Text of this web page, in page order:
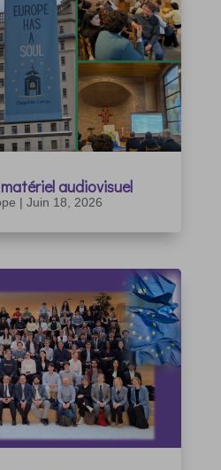
audiovisuel
| Juin 18, 2026